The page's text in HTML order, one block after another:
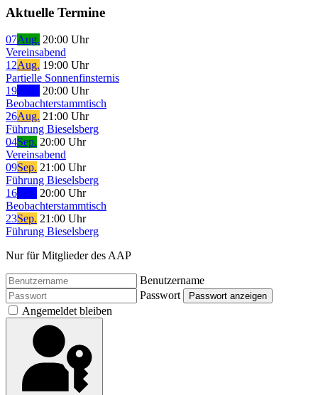
Aktuelle Termine
07Aug. 20:00 Uhr
Vereinsabend
12Aug. 19:00 Uhr
Partielle Sonnenfinsternis
19
20:00 Uhr
Beobachterstammtisch
26Aug. 21:00 Uhr
Führung Bieselsberg
04Sep. 20:00 Uhr
Vereinsabend
09Sep. 21:00 Uhr
Führung Bieselsberg
16
20:00 Uhr
Beobachterstammtisch
23Sep. 21:00 Uhr
Führung Bieselsberg
Nur für Mitglieder des AAP
Benutzername
Passwort
Passwort anzeigen
Angemeldet bleiben